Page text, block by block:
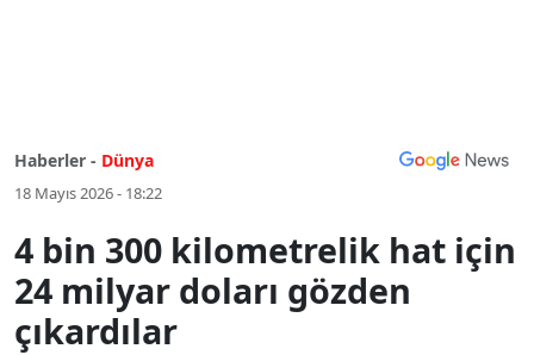
Haberler - Dünya
18 Mayıs 2026 - 18:22
4 bin 300 kilometrelik hat için
24 milyar doları gözden
çıkardılar